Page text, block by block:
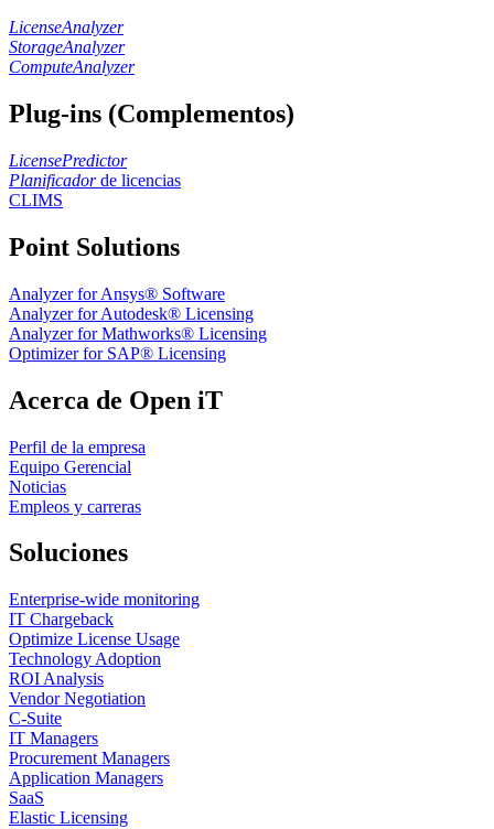
LicenseAnalyzer
StorageAnalyzer
ComputeAnalyzer
Plug-ins (Complementos)
LicensePredictor
Planificadorde licencias
CLIMS
Point Solutions
Analyzer for Ansys® Software
Analyzer for Autodesk® Licensing
Analyzer for Mathworks® Licensing
Optimizer for SAP® Licensing
Acerca de Open iT
Perfil de la empresa
Equipo Gerencial
Noticias
Empleos y carreras
Soluciones
Enterprise-wide monitoring
IT Chargeback
Optimize License Usage
Technology Adoption
ROI Analysis
Vendor Negotiation
C-Suite
IT Managers
Procurement Managers
Application Managers
SaaS
Elastic Licensing